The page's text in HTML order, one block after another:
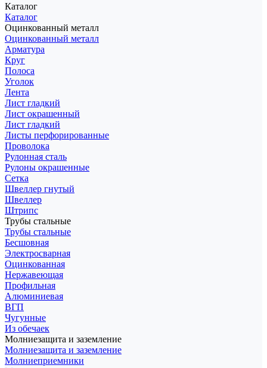
Каталог
Каталог
Оцинкованный металл
Оцинкованный металл
Арматура
Круг
Полоса
Уголок
Лента
Лист гладкий
Лист окрашенный
Лист гладкий
Листы перфорированные
Проволока
Рулонная сталь
Рулоны окрашенные
Сетка
Швеллер гнутый
Швеллер
Штрипс
Трубы стальные
Трубы стальные
Бесшовная
Электросварная
Оцинкованная
Нержавеющая
Профильная
Алюминиевая
ВГП
Чугунные
Из обечаек
Молниезащита и заземление
Молниезащита и заземление
Молниеприемники